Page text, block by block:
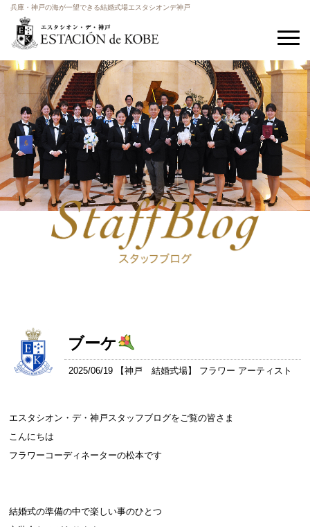
兵庫・神戸の海が一望できる結婚式場エスタシオンデ神戸
ブーケ
2025/06/19 【神戸 結婚式場】 フラワー アーティスト
エスタシオン・デ・神戸スタッフブログをご覧の皆さま
こんにちは
フラワーコーディネーターの松本です
結婚式の準備の中で楽しい事のひとつ